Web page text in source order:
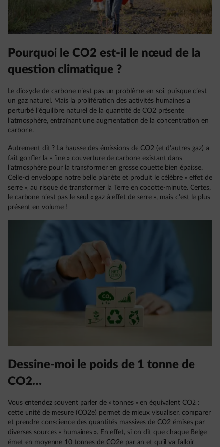
Pourquoi le CO2 est-il le nœud de la
question climatique ?
Le dioxyde de carbone n’est pas un problème en soi, puisque c’est
un gaz naturel. Mais la prolifération des activités humaines a
perturbé l’équilibre naturel de la quantité de CO2 présente
l’atmosphère, entraînant une augmentation de la concentration en
carbone.
Autrement dit ? La hausse des émissions de CO2 (et d’autres gaz) a
fait gonfler la « fine » couverture de carbone existant dans
l’atmosphère pour la transformer en grosse couette bien épaisse.
Celle-ci enveloppe notre belle planète et produit le célèbre « effet de
serre », au risque de transformer la Terre en cocotte-minute. Certes,
le carbone n’est pas le seul « gaz à effet de serre », mais c’est le plus
présent en volume !
Dessine-moi le poids de 1 tonne de
CO2…
Vous entendez souvent parler de « tonnes » en équivalent CO2 :
cette unité de mesure (CO2e) permet de mieux visualiser, comparer
et prendre conscience des quantités massives de CO2 émises par
diverses sources « humaines ». En effet, si on dit que chaque Belge
émet en moyenne 10 tonnes de CO2e par an et qu’il va falloir